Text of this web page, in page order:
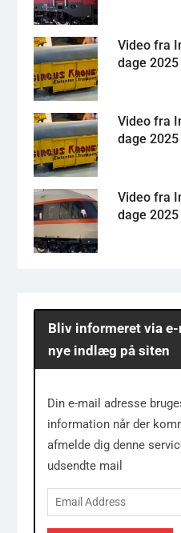
Video fra
dage
Video fra
dage
Video fra
dage
Bliv informeret via
nye indlæg på siten
Din e-mail adresse
information når der
afmelde dig denne
udsendte mail
Email
Address